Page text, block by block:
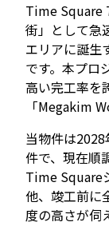
Time Square
街」として急
エリアに誕生
です。本プロ
高い完工率を
「Megakim
当物件は
件で、現在順
Time Square
他、竣工前に
度の高さが伺